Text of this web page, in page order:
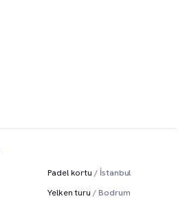
Padel kortu/ İstanbul
Yelken turu/ Bodrum